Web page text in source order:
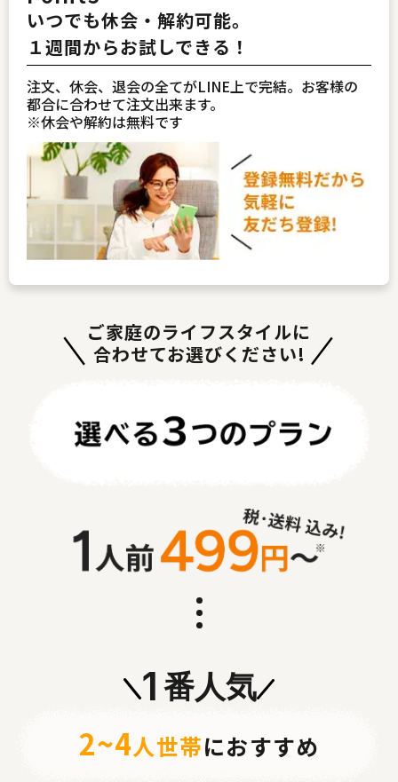
いつでも休会・解約可能。
１週間からお試しできる！
注文、休会、退会の全てがLINE上で完結。お客様の
都合に合わせて注文出来ます。
※休会や解約は無料です
ご家庭のライフスタイルに
合わせてお選びください!
1 番人気
2~4人世帯におすすめ